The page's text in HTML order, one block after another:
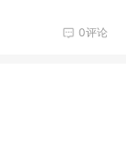
0评论